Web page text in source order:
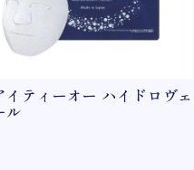
イティーオー ハイドロヴェ
ル